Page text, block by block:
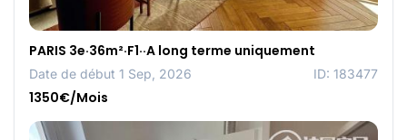
PARIS 3e·36m²·F1··A long terme uniquement
Date de début 1 Sep, 2026 ID: 183477
1350€/Mois